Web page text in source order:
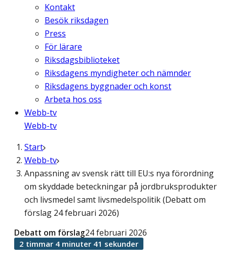
Kontakt
Besök riksdagen
Press
För lärare
Riksdagsbiblioteket
Riksdagens myndigheter och nämnder
Riksdagens byggnader och konst
Arbeta hos oss
Webb-tv
Webb-tv
Start
Webb-tv
Anpassning av svensk rätt till EU:s nya förordning
om skyddade beteckningar på jordbruksprodukter
och livsmedel samt livsmedelspolitik (Debatt om
förslag 24 februari 2026)
Debatt om förslag24 februari 2026
2 timmar 4 minuter 41 sekunder